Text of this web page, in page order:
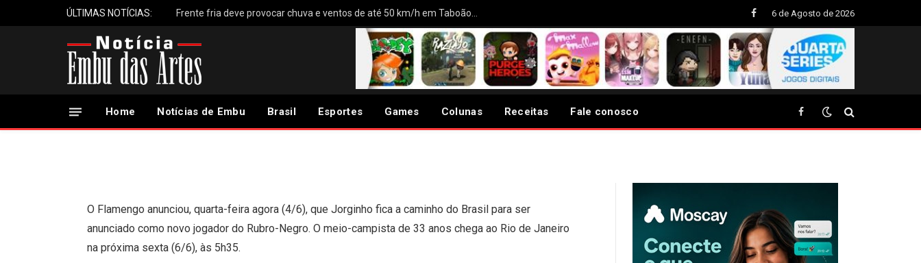
ÚLTIMAS NOTÍCIAS:
Facebook
6 de Agosto de 2026
Home Notícias de Embu Brasil Esportes Games Colunas Receitas Fale conosco Facebook
Novo reforço do Flamengo, Jorginho chega no
Brasil nesta sexta
5 de Junho, 2025 Updated: 5 de Junho, 2025
O Flamengo anunciou, quarta-feira agora (4/6), que Jorginho fica a caminho do Brasil para ser
anunciado como novo jogador do Rubro-Negro. O meio-campista de 33 anos chega ao Rio de Janeiro
na próxima sexta (6/6), às 5h35.